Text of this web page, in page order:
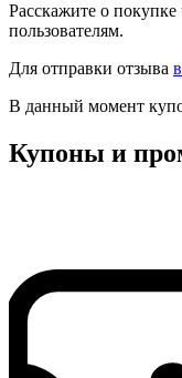
Расскажите о
пользователям.
Для отправки отзыва
В данный момент
Купоны и